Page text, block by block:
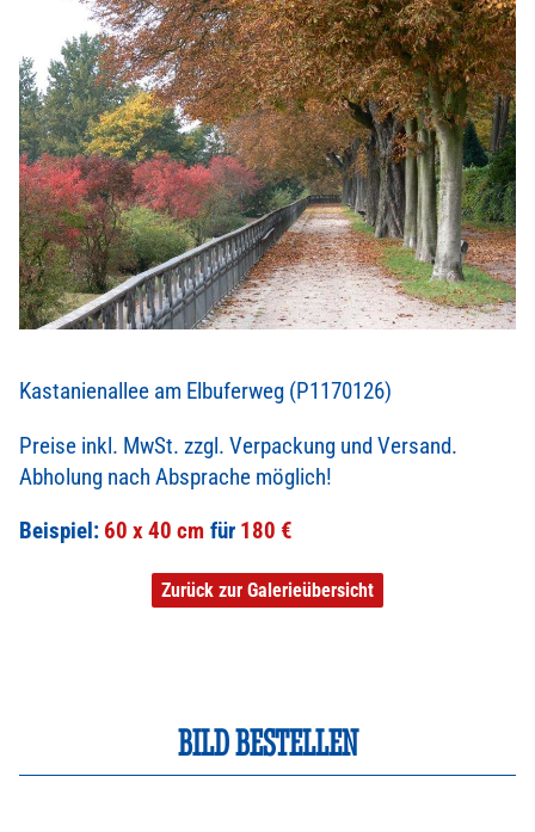
Kastanienallee am Elbuferweg (P1170126)
Preise inkl. MwSt. zzgl. Verpackung und Versand.
Abholung nach Absprache möglich!
Beispiel: 60 x 40 cm 180 €
Zurück zur Galerieübersicht
BILD BESTELLEN